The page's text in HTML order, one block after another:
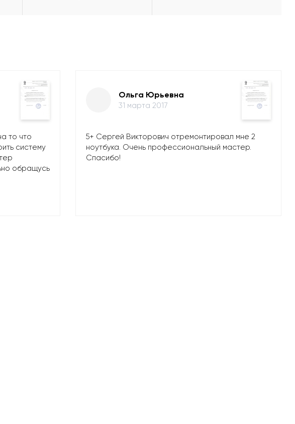
то что
систему
обращусь
Ольга Юрьевна
31 марта 2017
5+ Сергей Викторович отремонтировал мне 2
ноутбука. Очень профессиональный мастер.
Спасибо!